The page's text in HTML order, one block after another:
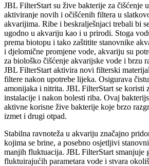
JBL FilterStart su žive bakterije za čišćenje
aktiviranje novih i očišćenih filtera u
akvarijima. Ribe i beskralješnjaci trebali bi
ugodno u akvariju kao i u prirodi. Stoga
prema biotopu i tako zaštitite stanovnike
i djelomične promjene vode, akvariju su
za biološko čišćenje akvarijske vode i brzu
JBL FilterStart aktivira novi filterski
filtere nakon upotrebe lijeka. Osigurava
amonijaka i nitrita. JBL FilterStart se koristi
instalacije i nakon bolesti riba. Ovaj
aktivne korisne žive bakterije koje brzo
izmet i drugi otpad.
Stabilna ravnoteža u akvariju značajno
kojima se brine, a posebno osjetljivi
manjih fluktuacija. JBL FilterStart smanjuje
fluktuirajućih parametara vode i stvara